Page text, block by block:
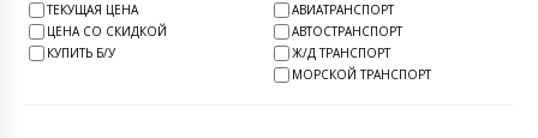
ТЕКУЩАЯ ЦЕНА
ЦЕНА СО СКИДКОЙ
КУПИТЬ Б/У
АВИАТРАНСПОРТ
АВТОСТРАНСПОРТ
Ж/Д ТРАНСПОРТ
МОРСКОЙ ТРАНСПОРТ